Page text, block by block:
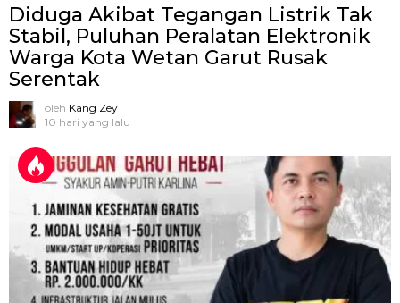
Diduga Akibat Tegangan Listrik Tak
Stabil, Puluhan Peralatan Elektronik
Warga Kota Wetan Garut Rusak
Serentak
oleh Kang Zey
10 hari yang lalu